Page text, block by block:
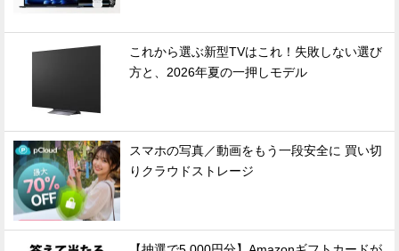
これから選ぶ新型TVはこれ！失敗しない選び
方と、2026年夏の一押しモデル
スマホの写真／動画をもう一段安全に 買い切
りクラウドストレージ